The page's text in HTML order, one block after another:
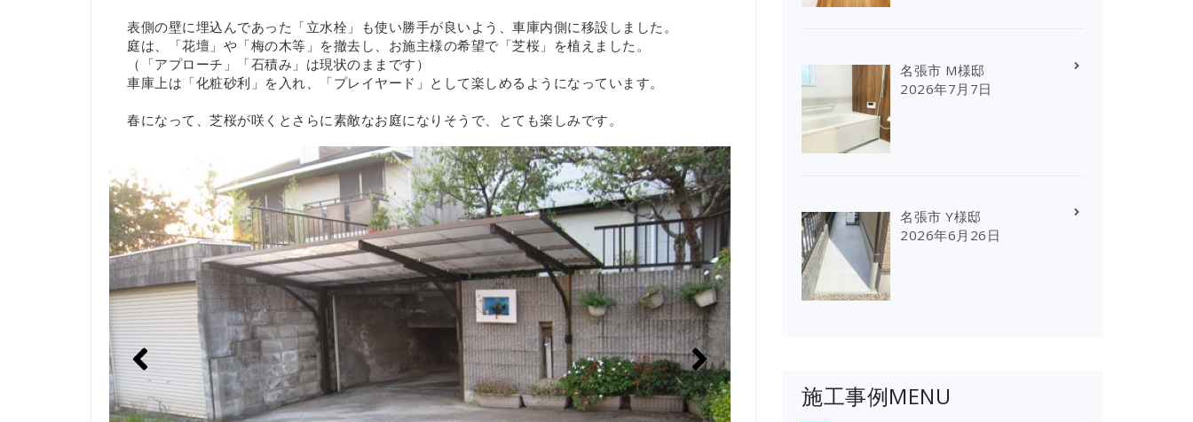
表側の壁に埋込んであった「立水栓」も使い勝手が良いよう、車庫内側に移設しました。
庭は、「花壇」や「梅の木等」を撤去し、お施主様の希望で「芝桜」を植えました。
（「アプローチ」「石積み」は現状のままです）
車庫上は「化粧砂利」を入れ、「プレイヤード」として楽しめるようになっています。
春になって、芝桜が咲くとさらに素敵なお庭になりそうで、とても楽しみです。
名張市 M様邸
2026年7月7日
名張市 Y様邸
2026年6月26日
施工事例MENU